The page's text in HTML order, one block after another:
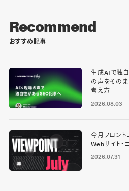
Recommend
おすすめ記事
生成AIで独
の声をその
考え方
2026.08.03
今月フロン
Webサイト・
2026.07.31